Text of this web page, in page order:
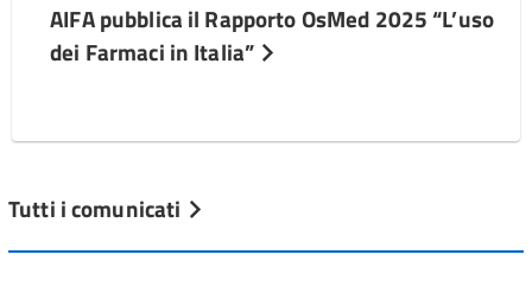
AIFA pubblica il Rapporto OsMed 2025 “L’uso
dei Farmaci in Italia”
Tutti i comunicati